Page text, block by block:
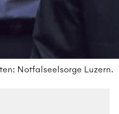
Notfalseelsorge Luzern.